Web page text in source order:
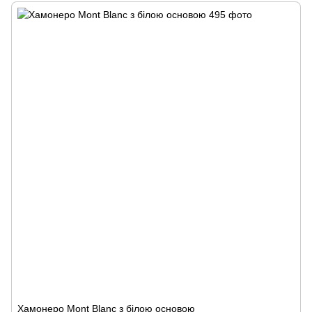
Хамонеро Mont Blanc з білою основою